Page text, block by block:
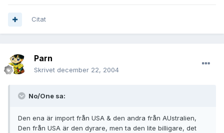
Citat
Parn
Skrivet december 22, 2004
No/One sa:
Den ena är import från USA & den andra från AUstralien,
Den från USA är den dyrare, men ta den lite billigare, det